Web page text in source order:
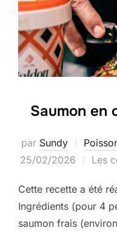
Saumon en
par Sundy
25/02/2026 Les
Cette recette a été
Ingrédients (pour 4
saumon frais